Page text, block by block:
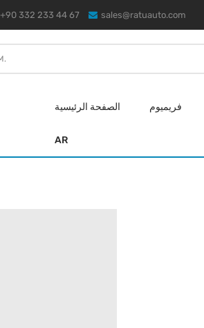
+90 332 233 44 67 sales@ratuauto.com
الصفحة الرئيسية فريميوم
AR